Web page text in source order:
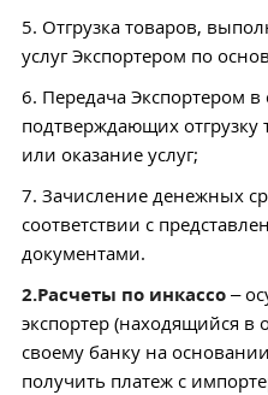
5. Отгрузка товаров,
услуг Экспортером по
6. Передача Экспортером
подтверждающих
или оказание услуг;
7. Зачисление денежных
соответствии с
документами.
2.Расчеты по инкассо –
экспортер (находящийся в
своему банку на
получить платеж с